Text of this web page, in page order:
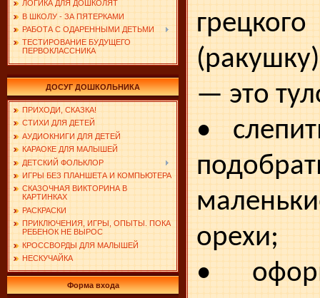
ЛОГИКА ДЛЯ ДОШКОЛЯТ
В ШКОЛУ - ЗА ПЯТЕРКАМИ
РАБОТА С ОДАРЕННЫМИ ДЕТЬМИ
ТЕСТИРОВАНИЕ БУДУЩЕГО
ПЕРВОКЛАССНИКА
ДОСУГ ДОШКОЛЬНИКА
ПРИХОДИ, СКАЗКА!
СТИХИ ДЛЯ ДЕТЕЙ
АУДИОКНИГИ ДЛЯ ДЕТЕЙ
КАРАОКЕ ДЛЯ МАЛЫШЕЙ
ДЕТСКИЙ ФОЛЬКЛОР
ИГРЫ БЕЗ ПЛАНШЕТА И КОМПЬЮТЕРА
СКАЗОЧНАЯ ВИКТОРИНА В
КАРТИНКАХ
РАСКРАСКИ
ПРИКЛЮЧЕНИЯ, ИГРЫ, ОПЫТЫ. ПОКА
РЕБЕНОК НЕ ВЫРОС
КРОССВОРДЫ ДЛЯ МАЛЫШЕЙ
НЕСКУЧАЙКА
Форма входа
грецкого
— это
•
орехи;
•